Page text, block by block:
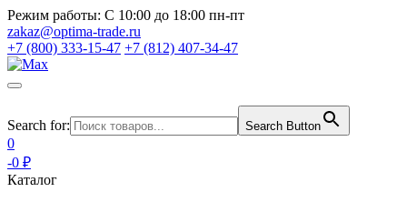
Режим работы: С 10:00 до 18:00 пн-пт
zakaz@optima-trade.ru
+7 (800) 333-15-47 +7 (812) 407-34-47
Search for: Search Button
0
-0 ₽
Каталог